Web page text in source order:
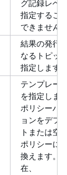
グ記録レベ
指定するこ
できません
結果の発行
なるトピッ
指定します
テンプレー
を指定しま
ポリシーバ
ョンをデフ
トまたは空
ポリシーに
換えます。
在、